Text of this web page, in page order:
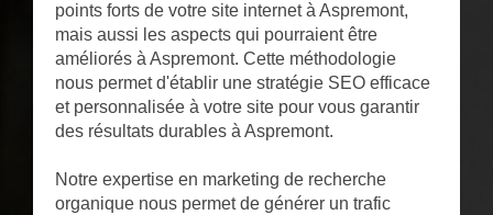
points forts de votre site internet à Aspremont,
mais aussi les aspects qui pourraient être
améliorés à Aspremont. Cette méthodologie
nous permet d'établir une stratégie SEO efficace
et personnalisée à votre site pour vous garantir
des résultats durables à Aspremont.
Notre expertise en marketing de recherche
organique nous permet de générer un trafic